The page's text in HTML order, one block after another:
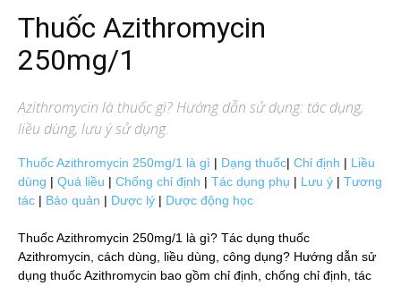
Thuốc Azithromycin
250mg/1
Azithromycin là thuốc gì? Hướng dẫn sử dụng: tác dụng,
liều dùng, lưu ý sử dụng.
Thuốc Azithromycin 250mg/1 là gì | Dạng thuốc| Chỉ định | Liều
dùng | Quá liều | Chống chỉ định | Tác dụng phụ | Lưu ý | Tương
tác | Bảo quản | Dược lý | Dược động học
Thuốc Azithromycin 250mg/1 là gì? Tác dụng thuốc
Azithromycin, cách dùng, liều dùng, công dụng? Hướng dẫn sử
dụng thuốc Azithromycin bao gồm chỉ định, chống chỉ định, tác